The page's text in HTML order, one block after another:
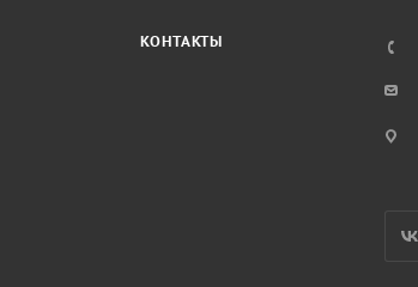
КОНТАКТЫ